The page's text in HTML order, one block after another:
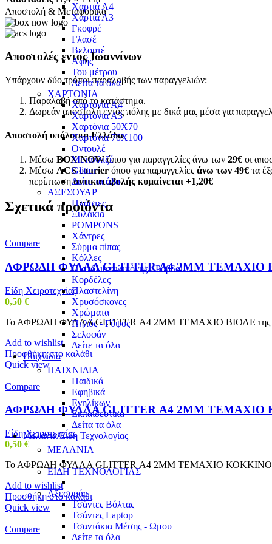
Χαρτιά Α4
Χαρτιά Α3
Γκοφρέ
Γλασέ
Βελουτέ
Αφής
Του μέτρου
Δείτα τα όλα
ΧΑΡΤΟΝΙΑ
Χαρτόνια Α4
Χαρτόνια Α3
Χαρτόνια 50Χ70
Χαρτόνια 70Χ100
Οντουλέ
Μεταλλιζέ
Glitter
Δείτε τα όλα
ΑΞΕΣΟΥΑΡ
Πλάστες
Ξυλάκια
POMPONS
Χάντρες
Σύρμα πίπας
Κόλλες
Πιστόλια σιλικόνης - Ράβδοι
Κορδέλες
Πλαστελίνη
Χρυσόσκονες
Χρώματα
Πηλός - Γύψος
Σελοφάν
Δείτε τα όλα
Παιχνίδια
ΠΑΙΧΝΙΔΙΑ
Παιδικά
Εφηβικά
Ενηλίκων
Εκπαιδευτικά
Δείτα τα όλα
Μελάνια/Είδη Τεχνολογίας
ΜΕΛΑΝΙΑ
ΕΙΔΗ ΤΕΧΝΟΛΟΓΙΑΣ
Αξεσουάρ
Τσάντες Βόλτας
Τσάντες Laptop
Τσαντάκια Μέσης - Ωμου
Δείτε τα όλα
Αποστολή & Μεταφορικά
Αποστολές εντός Ιωαννίνων
Υπάρχουν δύο τρόποι παραλαβής των παραγγελιών:
Παραλαβή από το κατάστημα.
Δωρεάν αποστολή εντός πόλης με δικά μας μέσα για
Αποστολή υπόλοιπη Ελλάδα
Μέσω BOX NOWόπου για παραγγελίες άνω των 29€ οι
Μέσω ACS courier όπου για παραγγελίες άνω των 49€ τα
περίπτωσηαντικαταβολής κυμαίνεται +1,20€
Σχετικά προϊόντα
Compare
ΑΦΡΩΔΗ ΦΥΛΛΑ GLITTER Α4 2MM ΤΕΜΑΧΙΟ
Είδη Χειροτεχνίας
0,50 €
Το ΑΦΡΩΔΗ ΦΥΛΛΑ GLITTER Α4 2MM ΤΕΜΑΧΙΟ ΒΙΟΛΕ της UNIPAP
Add to wishlist
Προσθήκη στο καλάθι
Quick view
Compare
ΑΦΡΩΔΗ ΦΥΛΛΑ GLITTER Α4 2MM ΤΕΜΑΧΙΟ
Είδη Χειροτεχνίας
0,50 €
Το ΑΦΡΩΔΗ ΦΥΛΛΑ GLITTER Α4 2MM ΤΕΜΑΧΙΟ ΚΟΚΚΙΝΟ της
Add to wishlist
Προσθήκη στο καλάθι
Quick view
Compare